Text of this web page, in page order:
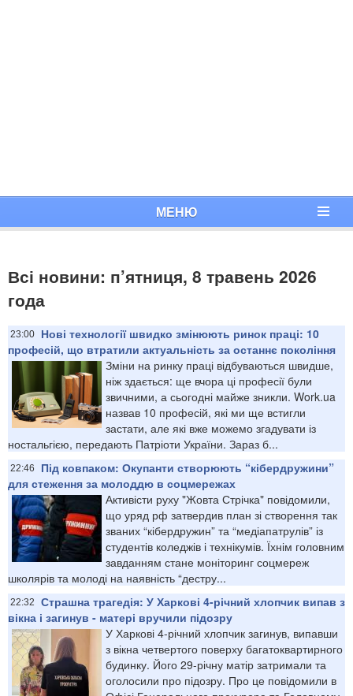
МЕНЮ
Всі новини: п’ятниця, 8 травень 2026
года
23:00
Нові технології швидко змінюють ринок праці: 10
професій, що втратили актуальність за останнє покоління
Зміни на ринку праці відбуваються швидше,
ніж здається: ще вчора ці професії були
звичними, а сьогодні майже зникли. Work.ua
назвав 10 професій, які ми ще встигли
застати, але які вже можемо згадувати із
ностальгією, передають Патріоти України. Зараз б...
22:46
Під ковпаком: Окупанти створюють “кібердружини”
для стеження за молоддю в соцмережах
Активісти руху "Жовта Стрічка" повідомили,
що уряд рф затвердив план зі створення так
званих “кібердружин” та “медіапатрулів” із
студентів коледжів і технікумів. Їхнім головним
завданням стане моніторинг соцмереж
школярів та молоді на наявність “дестру...
22:32
Страшна трагедія: У Харкові 4-річний хлопчик випав з
вікна і загинув - матері вручили підозру
У Харкові 4-річний хлопчик загинув, випавши
з вікна четвертого поверху багатоквартирного
будинку. Його 29-річну матір затримали та
оголосили про підозру. Про це повідомили в